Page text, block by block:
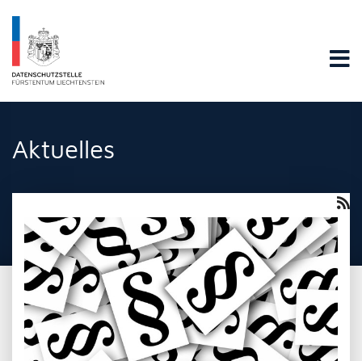
Datenschutzstelle Fürstentums Liechtenstein
Aktuelles